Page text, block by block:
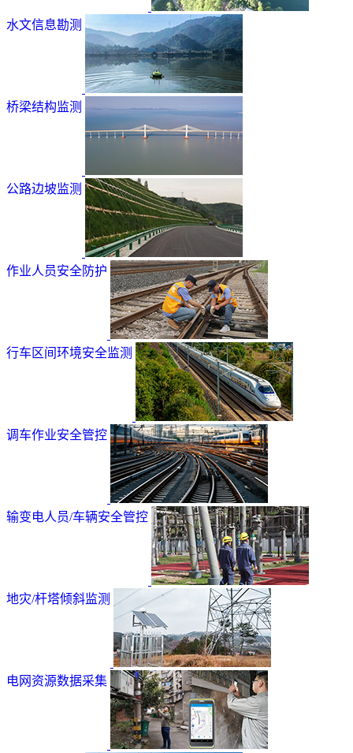
水文信息勘测
桥梁结构监测
公路边坡监测
作业人员安全防护
行车区间环境安全监测
调车作业安全管控
输变电人员/车辆安全管控
地灾/杆塔倾斜监测
电网资源数据采集